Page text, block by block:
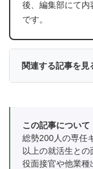
後、編集部にて内
です。
関連する記事を見
この記事について
総勢200人の専任
以上の就活生と
役面接官や他業種